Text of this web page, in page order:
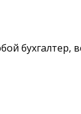
бухгалтер,